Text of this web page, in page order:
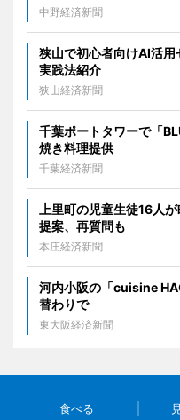
中野経済新聞
狭山で初心者向けAI活
実践法紹介
狭山経済新聞
千葉ポートタワーで「
焼き料理提供
千葉経済新聞
上里町の児童生徒16人
提案、再質問も
本庄経済新聞
河内小阪の「cuisine
替わりで
東大阪経済新聞
食べる